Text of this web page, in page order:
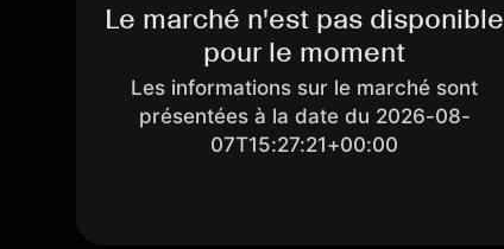
Le marché n'est pas disponible
pour le moment
Les informations sur le marché sont
présentées à la date du 2026-08-
07T15:27:21+00:00